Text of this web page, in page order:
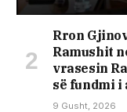
Rron
Ramushit
vrasesin
së fundmi
9 Gusht, 2026